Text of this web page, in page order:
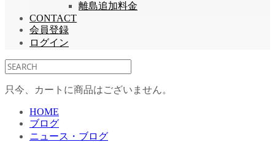
離島追加料金
CONTACT
会員登録
ログイン
只今、カートに商品はございません。
HOME
ブログ
ニュース・ブログ